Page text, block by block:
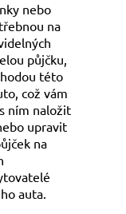
nebo
na
půjčku,
této
což vám
ním naložit
upravit
na
auta.